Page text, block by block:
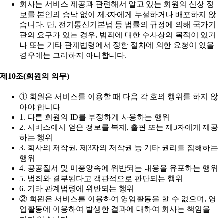
회사는 서비스 제공과 관련해서 알고 있는 회원의 신상 정
보를 본인의 승낙 없이 제3자에게 누설하거나 배포하지 않
습니다. 단, 전기통신기본법 등 법률의 규정에 의해 국가기
관의 요구가 있는 경우, 범죄에 대한 수사상의 목적이 있거
나 또는 기타 관계법령에서 정한 절차에 의한 요청이 있을
경우에는 그러하지 아니합니다.
제10조(회원의 의무)
① 회원은 서비스를 이용할 때 다음 각 호의 행위를 하지 않
아야 합니다.
1. 다른 회원의 ID를 부정하게 사용하는 행위
2. 서비스에서 얻은 정보를 복제, 출판 또는 제3자에게 제공
하는 행위
3. 회사의 저작권, 제3자의 저작권 등 기타 권리를 침해하는
행위
4. 공공질서 및 미풍양속에 위반되는 내용을 유포하는 행위
5. 범죄와 결부된다고 객관적으로 판단되는 행위
6. 기타 관계법령에 위반되는 행위
② 회원은 서비스를 이용하여 영업활동을 할 수 없으며, 영
업활동에 이용하여 발생한 결과에 대하여 회사는 책임을